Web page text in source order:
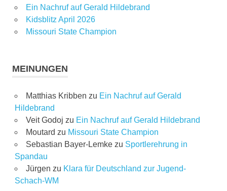
Ein Nachruf auf Gerald Hildebrand
Kidsblitz April 2026
Missouri State Champion
MEINUNGEN
Matthias Kribben zu Ein Nachruf auf Gerald
Hildebrand
Veit Godoj zu Ein Nachruf auf Gerald Hildebrand
Moutard zu Missouri State Champion
Sebastian Bayer-Lemkezu Sportlerehrung in
Spandau
Jürgen zu Klara für Deutschland zur Jugend-
Schach-WM